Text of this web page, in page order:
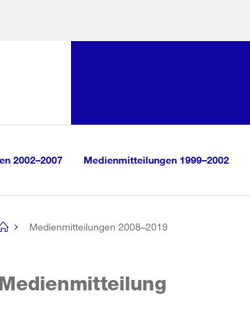
2002–2007 Medienmitteilungen 1999–2002
Medienmitteilungen 2008–2019